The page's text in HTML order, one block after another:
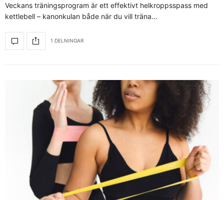
Veckans träningsprogram är ett effektivt helkroppsspass med
kettlebell – kanonkulan både när du vill träna…
1 DELNINGAR